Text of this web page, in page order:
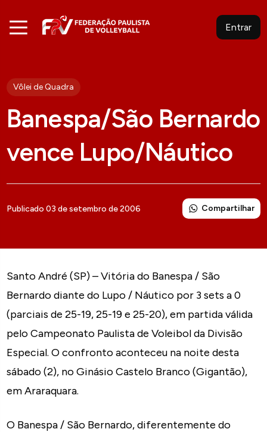
Entrar
Vôlei de Quadra
Banespa/São Bernardo
vence Lupo/Náutico
Publicado 03 de setembro de 2006 Compartilhar
Santo André (SP) – Vitória do Banespa / São
Bernardo diante do Lupo / Náutico por 3 sets a 0
(parciais de 25-19, 25-19 e 25-20), em partida válida
pelo Campeonato Paulista de Voleibol da Divisão
Especial. O confronto aconteceu na noite desta
sábado (2), no Ginásio Castelo Branco (Gigantão),
em Araraquara.
O Banespa / São Bernardo, diferentemente do